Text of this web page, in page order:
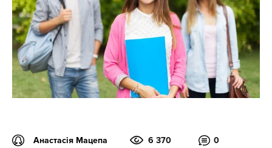
Анастасія Мацепа 6 370 0